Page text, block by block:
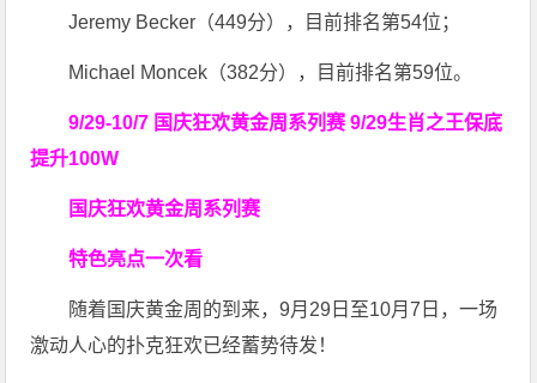
Jeremy Becker（449分），目前排名第54位；
Michael Moncek（382分），目前排名第59位。
9/29-10/7 国庆狂欢黄金周系列赛9/29生肖之王保底
提升100W
国庆狂欢黄金周系列赛
特色亮点一次看
随着国庆黄金周的到来，9月29日至10月7日，一场
激动人心的扑克狂欢已经蓄势待发！